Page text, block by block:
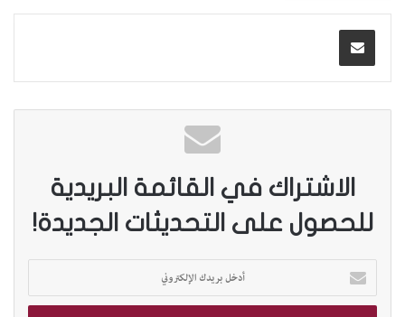
الاشتراك في القائمة البريدية
للحصول على التحديثات الجديدة!
خ